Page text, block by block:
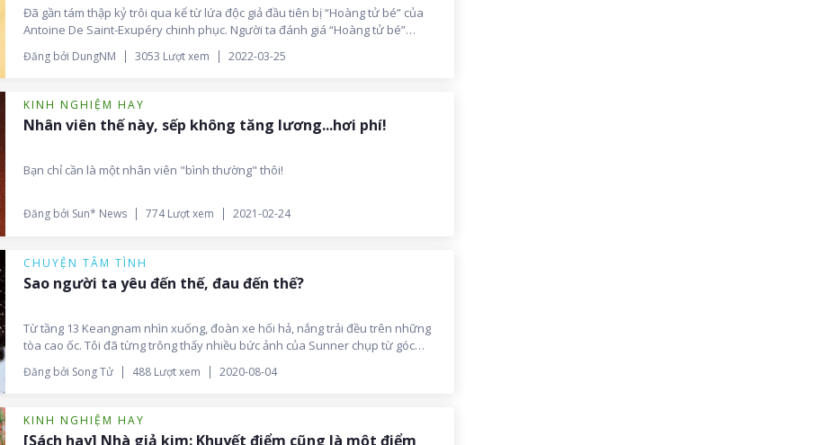
Đã gần tám thập kỷ trôi qua kể từ lứa độc giả đầu tiên bị “Hoàng tử bé” của
Antoine De Saint-Exupéry chinh phục. Người ta đánh giá “Hoàng tử bé”
không chỉ xứng danh kiệt tác văn học thiếu nhi bởi góc nhìn vượt thời đại
cùng đột phá trong xây dựng tình tiết và nhân vật, mà còn bởi hàng tầng triết
Đăng bởi DungNM 3053 Lượt xem 2022-03-25
KINH NGHIỆM HAY
Nhân viên thế này, sếp không tăng lương...hơi phí!
Bạn chỉ cần là một nhân viên "bình thường" thôi!
Đăng bởi Sun* News 774 Lượt xem 2021-02-24
CHUYỆN TÂM TÌNH
Sao người ta yêu đến thế, đau đến thế?
Từ tầng 13 Keangnam nhìn xuống, đoàn xe hối hả, nắng trải đều trên những
tòa cao ốc. Tôi đã từng trông thấy nhiều bức ảnh của Sunner chụp từ góc
này, ra phía tòa đôi Sông Đà, có tấm nhìn tươi sáng, có tấm nom tĩnh lặng, cô
đơn, dẫu là cùng một cảnh. Tôi ngồi nghe bài hát “Người con gái ta thương”,
yêu. “Ta thương em, thương em, ta thương em nhiều. Và...ta xót cho ta” Sao
có thể thương một người đến thế, và đau xót đến thế nhỉ?
Đăng bởi Song Tử 488 Lượt xem 2020-08-04
KINH NGHIỆM HAY
[Sách hay] Nhà giả kim: Khuyết điểm cũng là một điểm